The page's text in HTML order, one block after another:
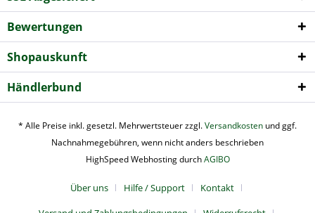
Bewertungen
Shopauskunft
Händlerbund
* Alle Preise inkl. gesetzl. Mehrwertsteuer zzgl.Versandkosten und ggf.
Nachnahmegebühren, wenn nicht anders beschrieben
HighSpeed Webhosting durchAGIBO
Über uns Hilfe / Support
Kontakt